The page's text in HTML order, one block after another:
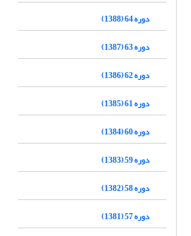
دوره 64 (1388)
دوره 63 (1387)
دوره 62 (1386)
دوره 61 (1385)
دوره 60 (1384)
دوره 59 (1383)
دوره 58 (1382)
دوره 57 (1381)